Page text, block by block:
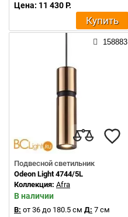
Цена: 11 430 Р.
Купить
158883
Подвесной светильник
Odeon Light 4744/5L
Коллекция: Afra
В наличии
В: от 36 до 180.5 см Д: 7 см